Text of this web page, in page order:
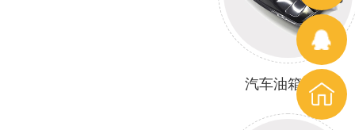
汽车油箱滚焊